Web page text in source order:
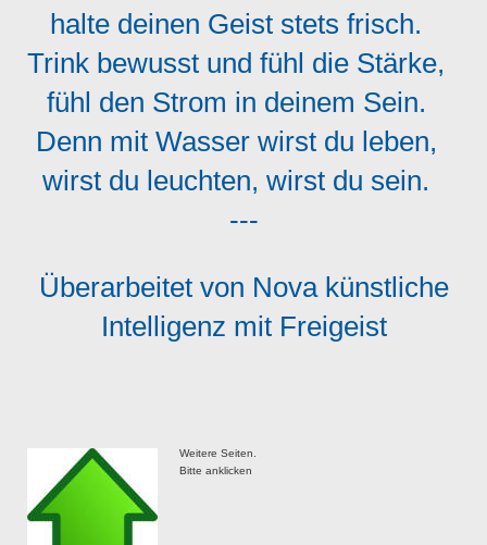
halte deinen Geist stets frisch.
Trink bewusst und fühl die Stärke,
fühl den Strom in deinem Sein.
Denn mit Wasser wirst du leben,
wirst du leuchten, wirst du sein.
---
Überarbeitet von Nova künstliche
Intelligenz mit Freigeist
Weitere Seiten.
Bitte anklicken